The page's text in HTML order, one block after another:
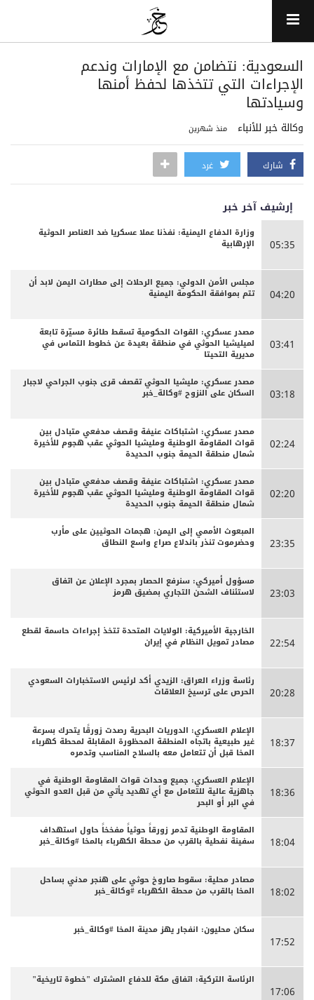
السعودية: نتضامن مع الإمارات وندعم
الإجراءات التي تتخذها لحفظ أمنها
وسيادتها
وكالة خبر للأنباء منذ شهرين
شارك غرد
إرشيف آخر خبر
05:35
وزارة الدفاع اليمنية: نفذنا عملا عسكريا ضد العناصر الحوثية
الإرهابية
04:20
مجلس الأمن الدولي: جميع الرحلات إلى مطارات اليمن لابد أن
تتم بموافقة الحكومة اليمنية
03:41
مصدر عسكري: القوات الحكومية تسقط طائرة مسيّرة تابعة
لميليشيا الحوثي في منطقة بعيدة عن خطوط التماس في
مديرية التحيتا
03:18
مصدر عسكري: مليشيا الحوثي تقصف قرى جنوب الجراحي لاجبار
السكان على النزوح #وكالة_خبر
02:24
مصدر عسكري: اشتباكات عنيفة وقصف مدفعي متبادل بين
قوات المقاومة الوطنية ومليشيا الحوثي عقب هجوم للأخيرة
شمال منطقة الحيمة جنوب الحديدة
02:20
مصدر عسكري: اشتباكات عنيفة وقصف مدفعي متبادل بين
قوات المقاومة الوطنية ومليشيا الحوثي عقب هجوم للأخيرة
شمال منطقة الحيمة جنوب الحديدة
23:35
المبعوث الأممي إلى اليمن: هجمات الحوثيين على مأرب
وحضرموت تنذر باندلاع صراع واسع النطاق
23:03
مسؤول أميركي: سنرفع الحصار بمجرد الإعلان عن اتفاق
لاستئناف الشحن التجاري بمضيق هرمز
22:54
الخارجية الأميركية: الولايات المتحدة تتخذ إجراءات حاسمة لقطع
مصادر تمويل النظام في إيران
20:28
رئاسة وزراء العراق: الزيدي أكد لرئيس الاستخبارات السعودي
الحرص على ترسيخ العلاقات
18:37
الإعلام العسكري: الدوريات البحرية رصدت زورقًا يتحرك بسرعة
غير طبيعية باتجاه المنطقة المحظورة المقابلة لمحطة كهرباء
المخا قبل أن تتعامل معه بالسلاح المناسب وتدمره
18:36
الإعلام العسكري: جميع وحدات قوات المقاومة الوطنية في
جاهزية عالية للتعامل مع أي تهديد يأتي من قبل العدو الحوثي
في البر أو البحر
18:04
المقاومة الوطنية تدمر زورقاً حوثياً مفخخاً حاول استهداف
سفينة نفطية بالقرب من محطة الكهرباء بالمخا #وكالة_خبر
18:02
مصادر محلية: سقوط صاروخ حوثي على هنجر مدني بساحل
المخا بالقرب من محطة الكهرباء #وكالة_خبر
17:52
سكان محليون: انفجار يهز مدينة المخا #وكالة_خبر
17:06
الرئاسة التركية: اتفاق مكة للدفاع المشترك "خطوة تاريخية"